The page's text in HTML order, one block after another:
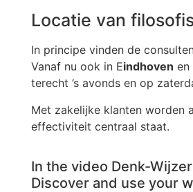
Locatie van
In principe vinden de
Vanaf nu ook in Eindhoven en
terecht ’s avonds en op
Met zakelijke klanten worden
effectiviteit centraal staat.
In the video Denk-
Discover and use your